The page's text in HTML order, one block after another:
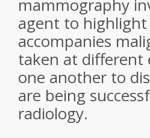
mammography
agent to
accompanies
taken at different
one another to
are being
radiology.